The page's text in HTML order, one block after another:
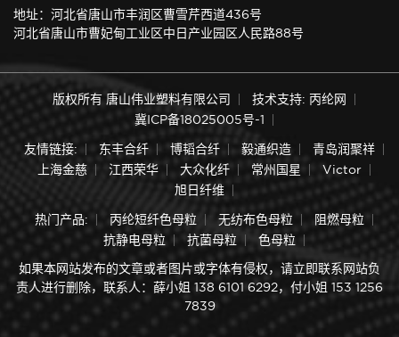
地址：河北省唐山市丰润区曹雪芹西道436号
河北省唐山市曹妃甸工业区中日产业园区人民路88号
版权所有 唐山伟业塑料有限公司
技术支持: 丙纶网
冀ICP备18025005号-1
友情链接: 东丰合纤 博韬合纤 毅通织造
青岛润聚祥
上海金慈
江西荣华 大众化纤 常州国星
Victor
旭日纤维
热门产品: 丙纶短纤色母粒 无纺布色母粒
阻燃母粒
抗静电母粒
抗菌母粒
色母粒
如果本网站发布的文章或者图片或字体有侵权，请立即联系网站负
责人进行删除，联系人：薛小姐 138 6101 6292，付小姐 153 1256
7839